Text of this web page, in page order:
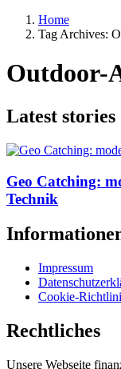
Home
Tag Archives:
Outdoor-
Latest stories
Geo Catching:
Technik
Impressum
Cookie-
Rechtliches
Unsere Webseite